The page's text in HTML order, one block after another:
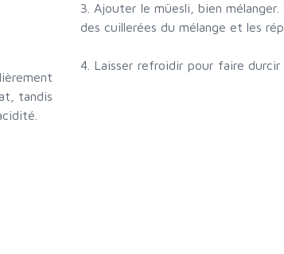
tandis
3. Ajouter le müesli, bien
des cuillerées du mélange et les
4. Laisser refroidir pour faire durcir